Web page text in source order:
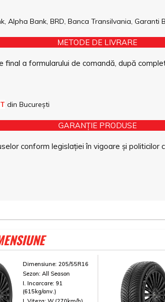
Alpha Bank, BRD, Banca Transilvania, Garanti
METODE DE LIVRARE
a formularului de comandă, după
din București
GARANȚIE PRODUSE
conform legislației în vigoare și politicilor
Dimensiune: 205/55R16
Sezon: All Season
I. Incarcare: 91
(615kg/anv.)